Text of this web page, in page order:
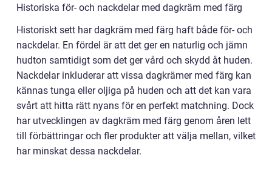
Historiska för- och nackdelar med dagkräm med färg
Historiskt sett har dagkräm med färg haft både för- och
nackdelar. En fördel är att det ger en naturlig och jämn
hudton samtidigt som det ger vård och skydd åt huden.
Nackdelar inkluderar att vissa dagkrämer med färg kan
kännas tunga eller oljiga på huden och att det kan vara
svårt att hitta rätt nyans för en perfekt matchning. Dock
har utvecklingen av dagkräm med färg genom åren lett
till förbättringar och fler produkter att välja mellan, vilket
har minskat dessa nackdelar.